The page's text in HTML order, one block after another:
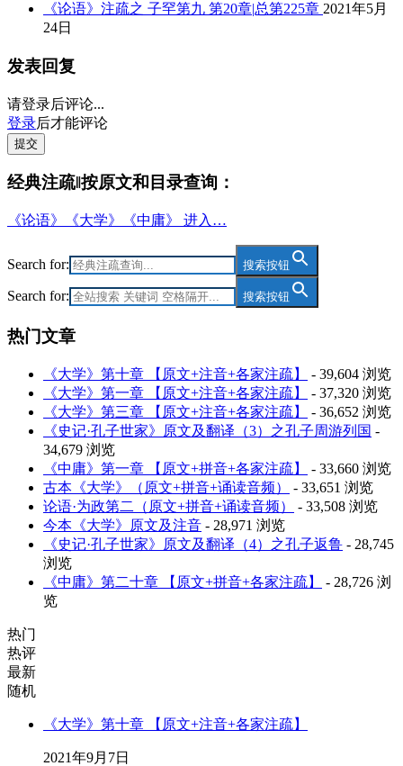
《论语》注疏之 子罕第九 第20章|总第225章 2021年5月
24日
发表回复
请登录后评论...
登录后才能评论
提交
经典注疏‖按原文和目录查询：
《论语》《大学》《中庸》 进入…
Search for: 搜索按钮
Search for: 搜索按钮
热门文章
《大学》第十章 【原文+注音+各家注疏】
- 39,604 浏览
《大学》第一章 【原文+注音+各家注疏】
- 37,320 浏览
《大学》第三章 【原文+注音+各家注疏】
- 36,652 浏览
《史记·孔子世家》原文及翻译（3）之孔子周游列国 -
34,679 浏览
《中庸》第一章 【原文+拼音+各家注疏】
- 33,660 浏览
古本《大学》（原文+拼音+诵读音频）
- 33,651 浏览
论语·为政第二（原文+拼音+诵读音频）
- 33,508 浏览
今本《大学》原文及注音 - 28,971 浏览
《史记·孔子世家》原文及翻译（4）之孔子返鲁 - 28,745
浏览
《中庸》第二十章 【原文+拼音+各家注疏】
- 28,726 浏
览
热门
热评
最新
随机
《大学》第十章 【原文+注音+各家注疏】
2021年9月7日